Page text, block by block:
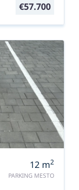
€57.700
12 m2
PARKING MESTO